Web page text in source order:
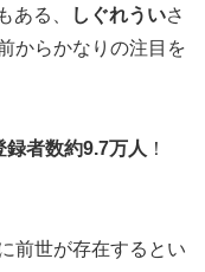
ある、
しぐれういさ
からかなりの注目を
録者数約9.7万人 ！
前世が存在するとい